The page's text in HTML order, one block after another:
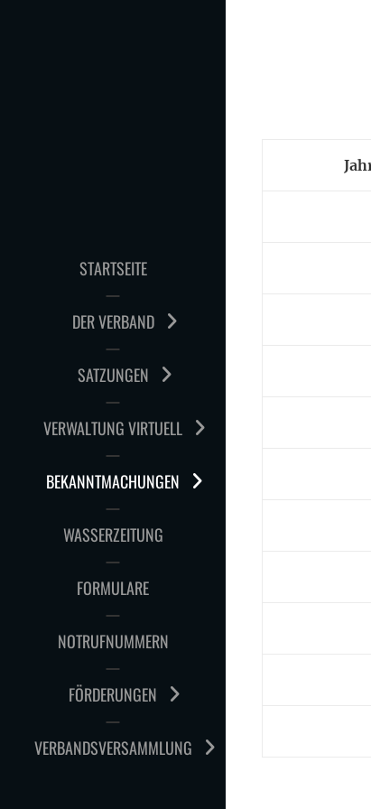
STARTSEITE
DER VERBAND
SATZUNGEN
VERWALTUNG VIRTUELL
BEKANNTMACHUNGEN
WASSERZEITUNG
FORMULARE
NOTRUFNUMMERN
FÖRDERUNGEN
VERBANDSVERSAMMLUNG